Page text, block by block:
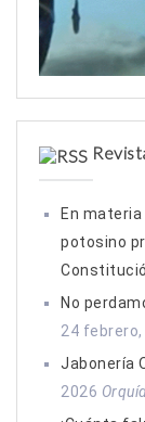
En
potosino
No
24 febrero,
Jabonería
2026